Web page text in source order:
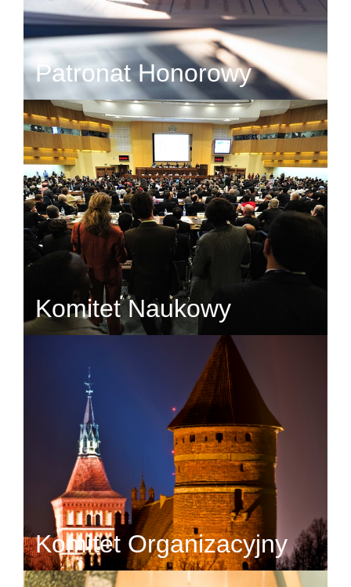
Patronat Honorowy
Komitet Naukowy
Komitet Organizacyjny